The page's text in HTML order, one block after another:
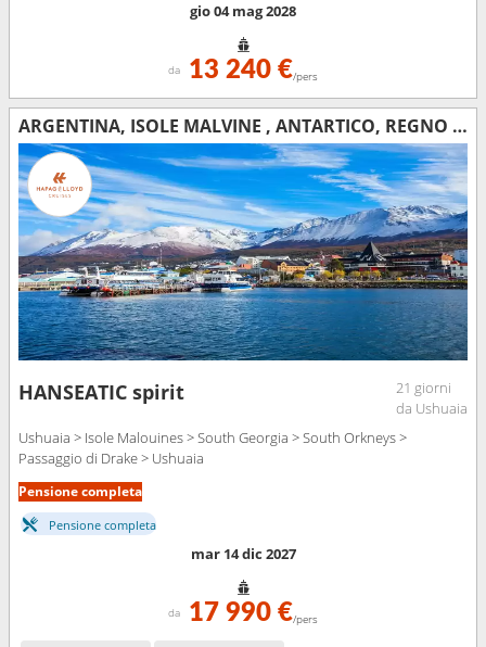
gio 04 mag 2028
da 13 240 €/pers
ARGENTINA, ISOLE MALVINE , ANTARTICO, REGNO UNITO
HANSEATIC spirit
21 giorni
da Ushuaia
Ushuaia > Isole Malouines > South Georgia > South Orkneys >
Passaggio di Drake > Ushuaia
Pensione completa
Pensione completa
mar 14 dic 2027
da 17 990 €/pers